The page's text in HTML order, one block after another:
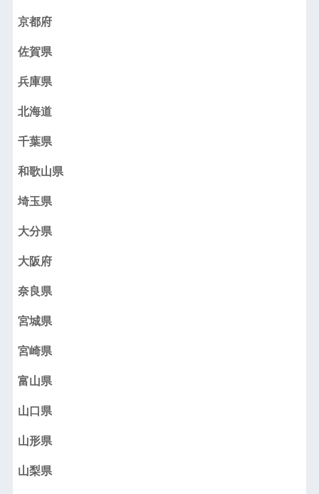
京都府
佐賀県
兵庫県
北海道
千葉県
和歌山県
埼玉県
大分県
大阪府
奈良県
宮城県
宮崎県
富山県
山口県
山形県
山梨県